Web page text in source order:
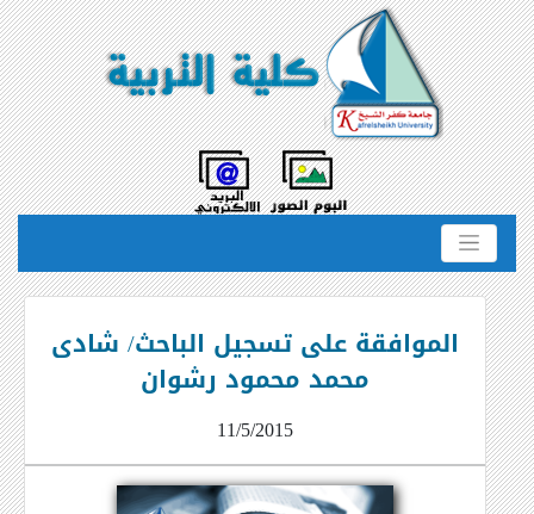
الموافقة على تسجيل الباحث/ شادى
محمد محمود رشوان
11/5/2015